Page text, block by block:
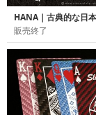
販売終了